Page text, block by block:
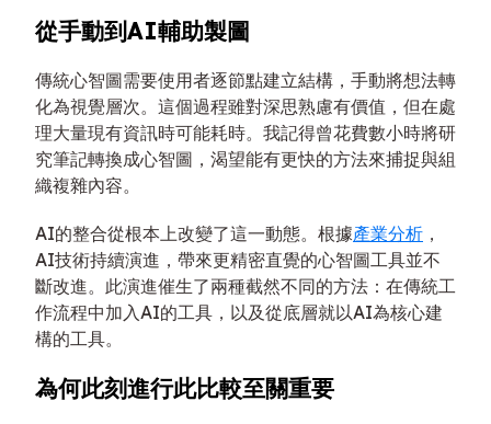
從手動到AI輔助製圖
傳統心智圖需要使用者逐節點建立結構，手動將想法轉
化為視覺層次。這個過程雖對深思熟慮有價值，但在處
理大量現有資訊時可能耗時。我記得曾花費數小時將研
究筆記轉換成心智圖，渴望能有更快的方法來捕捉與組
織複雜內容。
AI的整合從根本上改變了這一動態。根據產業分析 ，
AI技術持續演進，帶來更精密直覺的心智圖工具並不
斷改進。此演進催生了兩種截然不同的方法：在傳統工
作流程中加入AI的工具，以及從底層就以AI為核心建
構的工具。
為何此刻進行此比較至關重要